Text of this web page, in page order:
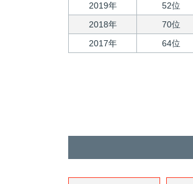
2019年
52位
2018年
70位
2017年
64位